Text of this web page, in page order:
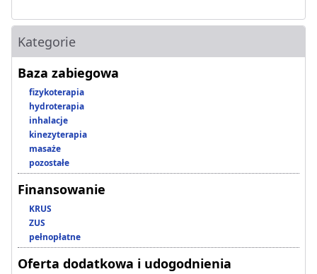
Kategorie
Baza zabiegowa
fizykoterapia
hydroterapia
inhalacje
kinezyterapia
masaże
pozostałe
Finansowanie
KRUS
ZUS
pełnopłatne
Oferta dodatkowa i udogodnienia